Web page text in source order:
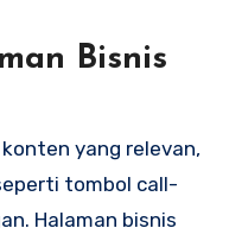
Bisnis
yang relevan,
tombol call-
Halaman bisnis